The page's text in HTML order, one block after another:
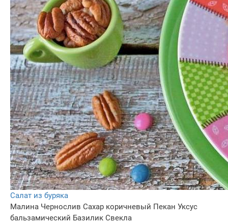
Салат из буряка
Малина Чернослив Сахар коричневый Пекан Уксус
бальзамический Базилик Свекла